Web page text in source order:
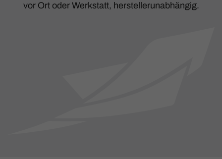
vor Ort oder Werkstatt, herstellerunabhängig.